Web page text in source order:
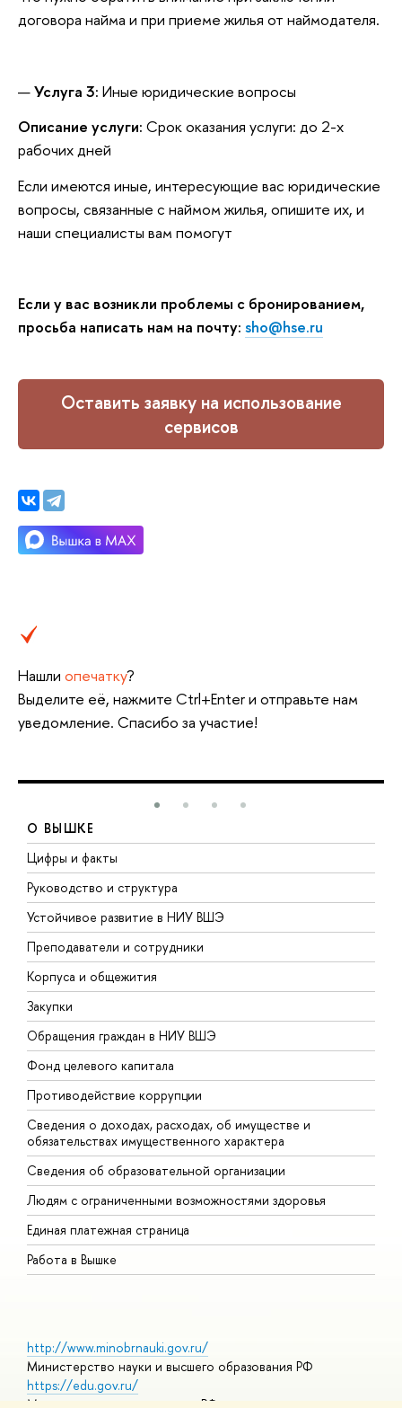
договора найма и при приеме жилья от наймодателя.
Услуга 3: Иные юридические вопросы
Описание услуги: Срок оказания услуги: до 2-х
рабочих дней
Если имеются иные, интересующие вас юридические
вопросы, связанные с наймом жилья, опишите их, и
наши специалисты вам помогут
Если у вас возникли проблемы с бронированием,
просьба написать нам на почту: sho@hse.ru
Оставить заявку на использование
сервисов
Нашли опечатку?
Выделите её, нажмите Ctrl+Enter и отправьте нам
уведомление. Спасибо за участие!
О ВЫШКЕ
Цифры и факты
Руководство и структура
Устойчивое развитие в НИУ ВШЭ
Преподаватели и сотрудники
Корпуса и общежития
Закупки
Обращения граждан в НИУ ВШЭ
Фонд целевого капитала
Противодействие коррупции
Сведения о доходах, расходах, об имуществе и
обязательствах имущественного характера
Сведения об образовательной организации
Людям с ограниченными возможностями здоровья
Единая платежная страница
Работа в Вышке
http://www.minobrnauki.gov.ru/
Министерство науки и высшего образования РФ
https://edu.gov.ru/
Министерство просвещения РФ